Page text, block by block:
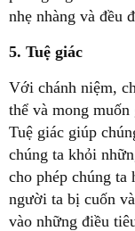
nhẹ nhàng và đều
5. Tuệ giác
Với chánh niệm,
thể và mong
Tuệ giác giúp
chúng ta khỏi
cho phép chúng ta
người ta bị cuốn
vào những điều